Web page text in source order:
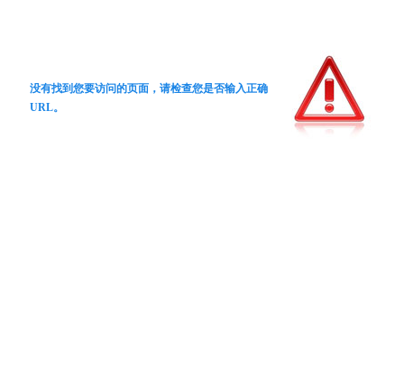
没有找到您要访问的页面，请检查您是否输入正确
URL。